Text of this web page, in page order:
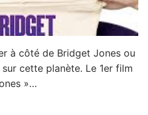
à côté de Bridget Jones ou
cette planète. Le 1er film
»…